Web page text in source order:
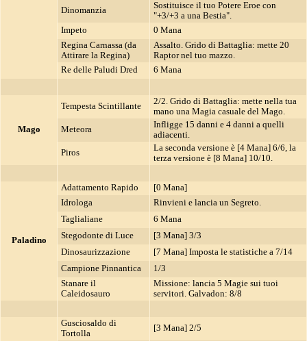
Dinomanzia
Sostituisce il tuo Potere Eroe con
"+3/+3 a una Bestia".
Impeto
0 Mana
Regina Carnassa (da
Attirare la Regina)
Assalto. Grido di Battaglia: mette 20
Raptor nel tuo mazzo.
Re delle Paludi Dred
6 Mana
Mago
Tempesta Scintillante
2/2. Grido di Battaglia: mette nella tua
mano una Magia casuale del Mago.
Meteora
Infligge 15 danni e 4 danni a quelli
adiacenti.
Piros
La seconda versione è [4 Mana] 6/6, la
terza versione è [8 Mana] 10/10.
Paladino
Adattamento Rapido
[0 Mana]
Idrologa
Rinvieni e lancia un Segreto.
Taglialiane
6 Mana
Stegodonte di Luce
[3 Mana] 3/3
Dinosaurizzazione
[7 Mana] Imposta le statistiche a 7/14
Campione Pinnantica
1/3
Stanare il
Caleidosauro
Missione: lancia 5 Magie sui tuoi
servitori. Galvadon: 8/8
Gusciosaldo di
Tortolla
[3 Mana] 2/5